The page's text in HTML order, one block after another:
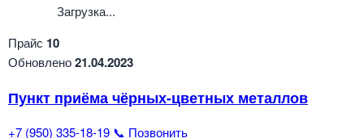
Загрузка...
Прайс 10
Обновлено21.04.2023
Пункт приёма чёрных-цветных металлов
+7 (950) 335-18-19 📞 Позвонить